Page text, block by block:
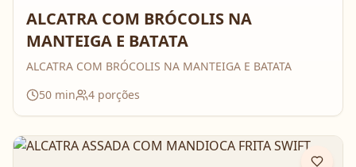
ALCATRA COM BRÓCOLIS NA
MANTEIGA E BATATA
ALCATRA COM BRÓCOLIS NA MANTEIGA E BATATA
50 min 4 porções